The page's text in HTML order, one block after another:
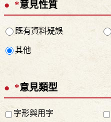
*意見性質
既有資料疑誤
其他
*意見類型
字形與用字